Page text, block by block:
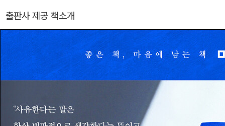
티나에서 체포되고 예루살렘으로 압송되어 재판을 받자 아렌트는 예
루살렘에 머물면서 그 재판에 대한 보고서 『예루살렘의 아이히만』을
쓰게 된다. 이 책을 통해 설명한 악의 평범성 개념은 수많은 논쟁을 낳
았다. 이 경험을 바탕으로 아렌트는 정치적 악을 유발하는 정신의 문
제에 집중하여 『정신의 삶』(1978)을 남긴다. 아렌트의 판단이론의
강의내용을 담은 『칸트의 정치철학』(1982)이 아렌트 사후에 출간되
었고, 또 유고를 정리해 『이해에 대한 에세이』1(994), 『정치의 약속』
(2005), 『판단과 책임』(2005), 『난간 없이 사유하기』(2023) 등이
출판사 제공 책소개